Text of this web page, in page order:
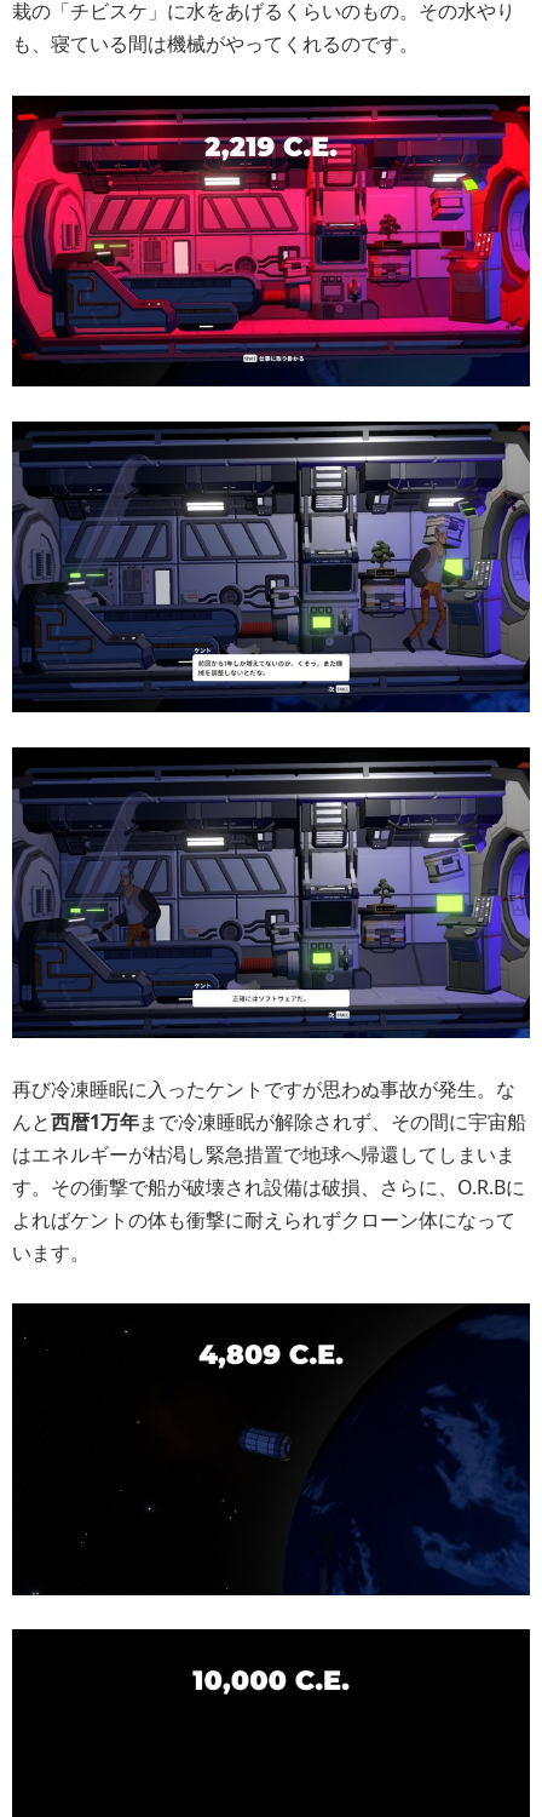
栽の「チビスケ」に水をあげるくらいのもの。その水やり
も、寝ている間は機械がやってくれるのです。
再び冷凍睡眠に入ったケントですが思わぬ事故が発生。な
んと西暦1万年まで冷凍睡眠が解除されず、その間に宇宙船
はエネルギーが枯渇し緊急措置で地球へ帰還してしまいま
す。その衝撃で船が破壊され設備は破損、さらに、O.R.Bに
よればケントの体も衝撃に耐えられずクローン体になって
います。